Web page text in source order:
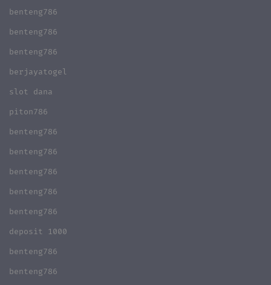
benteng786
benteng786
benteng786
berjayatogel
slot dana
piton786
benteng786
benteng786
benteng786
benteng786
benteng786
deposit 1000
benteng786
benteng786